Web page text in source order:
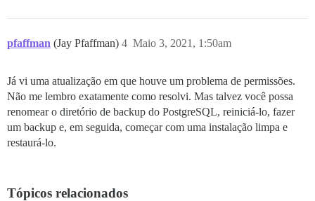
pfaffman (Jay Pfaffman) Maio 3, 2021, 1:50am
4
Já vi uma atualização em que houve um problema de permissões.
Não me lembro exatamente como resolvi. Mas talvez você possa
renomear o diretório de backup do PostgreSQL, reiniciá-lo, fazer
um backup e, em seguida, começar com uma instalação limpa e
restaurá-lo.
Tópicos relacionados